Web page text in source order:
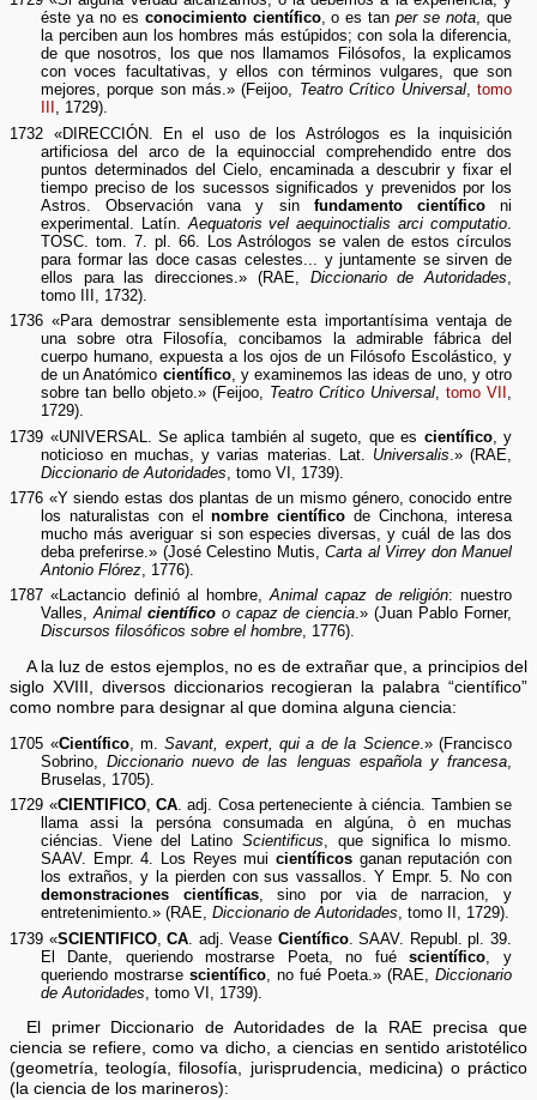
éste ya no es conocimiento científico, o es tanper se nota, que
la perciben aun los hombres más estúpidos; con sola la diferencia,
de que nosotros, los que nos llamamos Filósofos, la explicamos
con voces facultativas, y ellos con términos vulgares, que son
mejores, porque son más.» (Feijoo, Teatro Crítico Universal, tomo
, 1729).
1732 «DIRECCIÓN. En el uso de los Astrólogos es la inquisición
artificiosa del arco de la equinoccial comprehendido entre dos
puntos determinados del Cielo, encaminada a descubrir y fixar el
tiempo preciso de los sucessos significados y prevenidos por los
Astros. Observación vana y sin fundamento científiconi
experimental. Latín. Aequatoris vel aequinoctialis arci computatio.
TOSC. tom. 7. pl. 66. Los Astrólogos se valen de estos círculos
para formar las doce casas celestes... y juntamente se sirven de
ellos para las direcciones.» (RAE, Diccionario de Autoridades
tomo III, 1732).
1736 «Para demostrar sensiblemente esta importantísima ventaja de
una sobre otra Filosofía, concibamos la admirable fábrica del
cuerpo humano, expuesta a los ojos de un Filósofo Escolástico, y
de un Anatómico científico, y examinemos las ideas de uno, y otro
sobre tan bello objeto.» (Feijoo, Teatro Crítico Universal, tomo VII ,
1729).
1739 «UNIVERSAL. Se aplica también al sugeto, que es científico, y
noticioso en muchas, y varias materias. Lat. Universalis .» (RAE,
Diccionario de Autoridades , tomo VI, 1739).
1776 «Y siendo estas dos plantas de un mismo género, conocido entre
los naturalistas con elnombre científico de Cinchona, interesa
mucho más averiguar si son especies diversas, y cuál de las dos
deba preferirse.» (José Celestino Mutis,Carta al Virrey don Manuel
Antonio Flórez, 1776).
1787 «Lactancio definió al hombre,Animal capaz de religión: nuestro
Valles,Animal científicoo capaz de ciencia.» (Juan Pablo Forner,
Discursos filosóficos sobre el hombre, 1776).
A la luz de estos ejemplos, no es de extrañar que, a principios del
siglo XVIII, diversos diccionarios recogieran la palabra “científico”
como nombre para designar al que domina alguna ciencia:
1705 «Científico, m.Savant, expert, qui a de la Science.» (Francisco
Sobrino,Diccionario nuevo de las lenguas española y francesa,
Bruselas, 1705).
1729 «CIENTIFICO, CA. adj. Cosa perteneciente à ciéncia. Tambien se
llama assi la persóna consumada en algúna, ò en muchas
ciéncias. Viene del Latino Scientificus, que significa lo mismo.
SAAV. Empr. 4. Los Reyes mui científicosganan reputación con
los extraños, y la pierden con sus vassallos. Y Empr. 5. No con
demonstraciones científicas, sino por via de narracion, y
entretenimiento.» (RAE, Diccionario de Autoridades, tomo II, 1729).
1739 «SCIENTIFICO,CA . adj. Vease Científico. SAAV. Republ. pl. 39.
El Dante, queriendo mostrarse Poeta, no fuéscientífico , y
queriendo mostrarse scientífico, no fué Poeta.» (RAE, Diccionario
de Autoridades , tomo VI, 1739).
El primer Diccionario de Autoridades de la RAE precisa que
ciencia se refiere, como va dicho, a ciencias en sentido aristotélico
(geometría, teología, filosofía, jurisprudencia, medicina) o práctico
(la ciencia de los marineros):